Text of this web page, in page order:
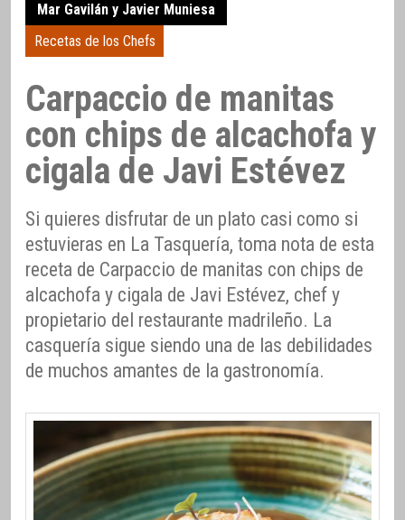
Mar Gavilán y Javier Muniesa
Recetas de los Chefs
Carpaccio de manitas
con chips de alcachofa y
cigala de Javi Estévez
Si quieres disfrutar de un plato casi como si
estuvieras en La Tasquería, toma nota de esta
receta de Carpaccio de manitas con chips de
alcachofa y cigala de Javi Estévez, chef y
propietario del restaurante madrileño. La
casquería sigue siendo una de las debilidades
de muchos amantes de la gastronomía.